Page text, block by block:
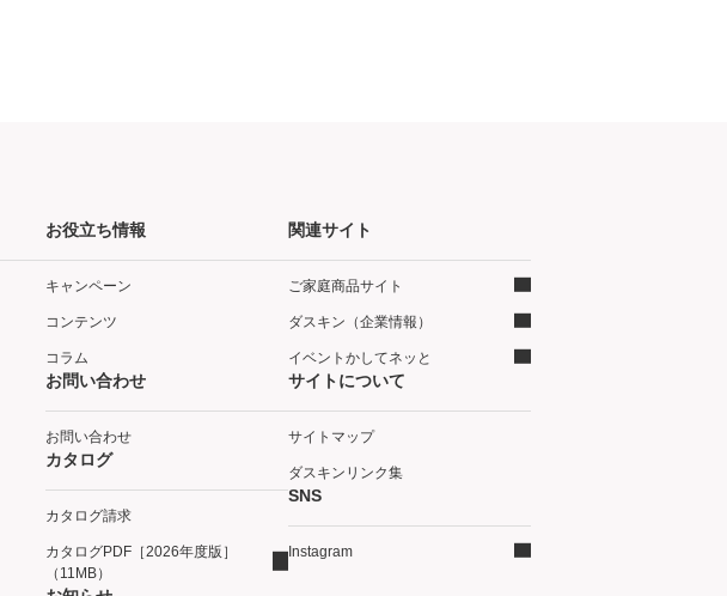
お役立ち情報
キャンペーン
コンテンツ
コラム
お問い合わせ
お問い合わせ
カタログ
カタログ請求
カタログPDF［2026年度版］
（11MB）
関連サイト
ご家庭商品サイト
ダスキン（企業情報）
イベントかしてネッと
サイトについて
サイトマップ
ダスキンリンク集
SNS
Instagram